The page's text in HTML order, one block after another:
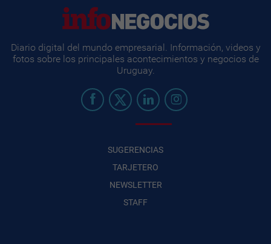
Diario digital del mundo empresarial. Información, videos y
fotos sobre los principales acontecimientos y negocios de
Uruguay.
SUGERENCIAS
TARJETERO
NEWSLETTER
STAFF